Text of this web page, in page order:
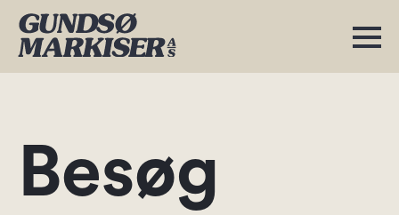
Besøg